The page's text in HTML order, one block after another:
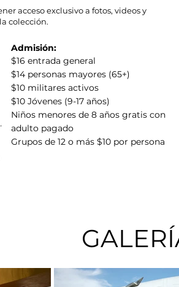
acceso exclusivo a fotos, videos y
colección.
Admisión:
$16 entrada general
$14 personas mayores (65+)
$10 militares activos
$10 Jóvenes (9-17 años)
Niños menores de 8 años gratis con
adulto pagado
Grupos de 12 o más $10 por persona